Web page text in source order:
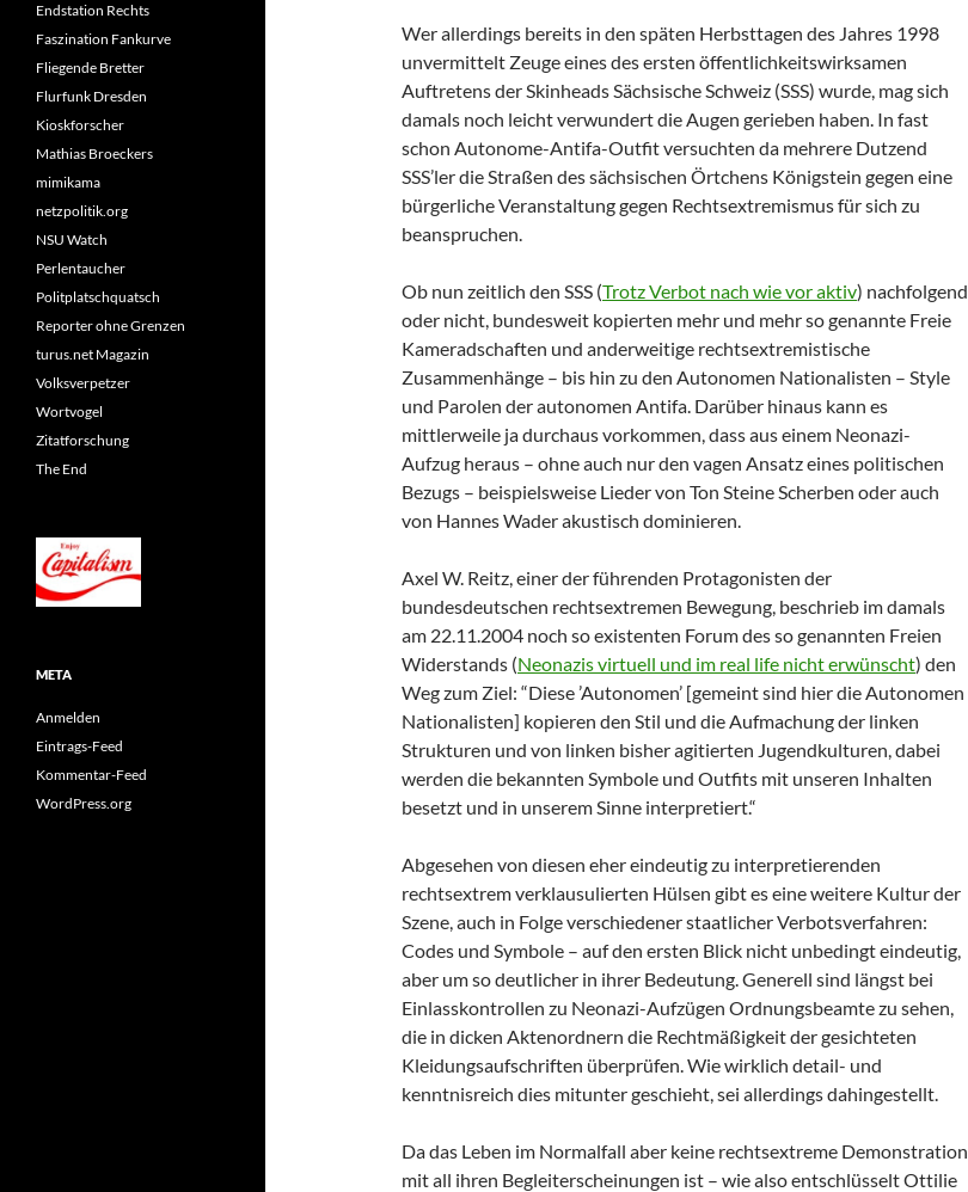
Wer allerdings bereits in den späten Herbsttagen des Jahres 1998
unvermittelt Zeuge eines des ersten öffentlichkeitswirksamen
Auftretens der Skinheads Sächsische Schweiz (SSS) wurde, mag sich
damals noch leicht verwundert die Augen gerieben haben. In fast
schon Autonome-Antifa-Outfit versuchten da mehrere Dutzend
SSS’ler die Straßen des sächsischen Örtchens Königstein gegen eine
bürgerliche Veranstaltung gegen Rechtsextremismus für sich zu
beanspruchen.
Ob nun zeitlich den SSS (Trotz Verbot nach wie vor aktiv) nachfolgend
oder nicht, bundesweit kopierten mehr und mehr so genannte Freie
Kameradschaften und anderweitige rechtsextremistische
Zusammenhänge – bis hin zu den Autonomen Nationalisten – Style
und Parolen der autonomen Antifa. Darüber hinaus kann es
mittlerweile ja durchaus vorkommen, dass aus einem Neonazi-
Aufzug heraus – ohne auch nur den vagen Ansatz eines politischen
Bezugs – beispielsweise Lieder von Ton Steine Scherben oder auch
von Hannes Wader akustisch dominieren.
Axel W. Reitz, einer der führenden Protagonisten der
bundesdeutschen rechtsextremen Bewegung, beschrieb im damals
am 22.11.2004 noch so existenten Forum des so genannten Freien
Widerstands (Neonazis virtuell und im real life nicht erwünscht) den
Weg zum Ziel: “Diese ’Autonomen’ [gemeint sind hier die Autonomen
Nationalisten] kopieren den Stil und die Aufmachung der linken
Strukturen und von linken bisher agitierten Jugendkulturen, dabei
werden die bekannten Symbole und Outfits mit unseren Inhalten
besetzt und in unserem Sinne interpretiert.“
Abgesehen von diesen eher eindeutig zu interpretierenden
rechtsextrem verklausulierten Hülsen gibt es eine weitere Kultur der
Szene, auch in Folge verschiedener staatlicher Verbotsverfahren:
Codes und Symbole – auf den ersten Blick nicht unbedingt eindeutig,
aber um so deutlicher in ihrer Bedeutung. Generell sind längst bei
Einlasskontrollen zu Neonazi-Aufzügen Ordnungsbeamte zu sehen,
die in dicken Aktenordnern die Rechtmäßigkeit der gesichteten
Kleidungsaufschriften überprüfen. Wie wirklich detail- und
kenntnisreich dies mitunter geschieht, sei allerdings dahingestellt.
Da das Leben im Normalfall aber keine rechtsextreme Demonstration
mit all ihren Begleiterscheinungen ist – wie also entschlüsselt Ottilie
Endstation Rechts
Faszination Fankurve
Fliegende Bretter
Flurfunk Dresden
Kioskforscher
Mathias Broeckers
mimikama
netzpolitik.org
NSU Watch
Perlentaucher
Politplatschquatsch
Reporter ohne Grenzen
turus.net Magazin
Volksverpetzer
Wortvogel
Zitatforschung
The End
META
Anmelden
Eintrags-Feed
Kommentar-Feed
WordPress.org